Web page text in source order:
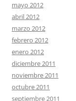
mayo 2012
abril 2012
marzo 2012
febrero 2012
enero 2012
diciembre 2011
noviembre 2011
octubre 2011
septiembre 2011